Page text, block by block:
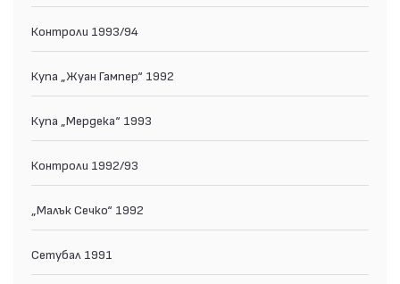
Контроли 1993/94
Купа „Жуан Гампер“ 1992
Купа „Мердека“ 1993
Контроли 1992/93
„Малък Сечко“ 1992
Сетубал 1991